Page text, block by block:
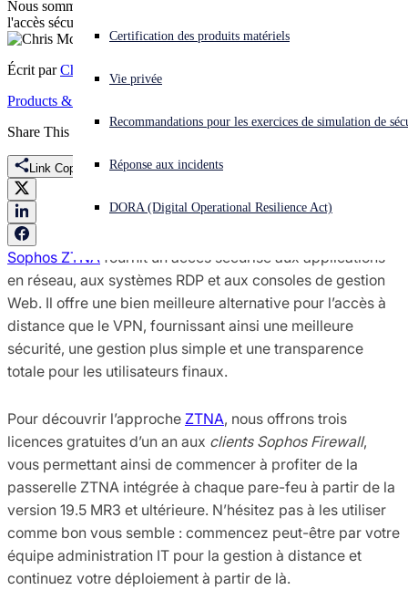
Vous subissez une cyberattaque ? Obtenez une aide immédiate.
Open search
Français Open language switcher
Certification des produits matériels
Vie privée
Recommandations pour les exercices de simulation de
Réponse aux incidents
DORA (Digital Operational Resilience Act)
Nous sommes heureux de proposer trois licences d'un an pour
l'accès sécurisé ZTNA à tous les clients Sophos Firewall.
Écrit par Chris McCormack
Products & Services
Share This
Link Copied
Sophos ZTNA fournit un accès sécurisé aux applications
en réseau, aux systèmes RDP et aux consoles de gestion
Web. Il offre une bien meilleure alternative pour l’accès à
distance que le VPN, fournissant ainsi une meilleure
sécurité, une gestion plus simple et une transparence
totale pour les utilisateurs finaux.
Pour découvrir l’approche ZTNA, nous offrons trois
licences gratuites d’un an aux clients Sophos Firewall,
vous permettant ainsi de commencer à profiter de la
passerelle ZTNA intégrée à chaque pare-feu à partir de la
version 19.5 MR3 et ultérieure. N’hésitez pas à les utiliser
comme bon vous semble : commencez peut-être par votre
équipe administration IT pour la gestion à distance et
continuez votre déploiement à partir de là.